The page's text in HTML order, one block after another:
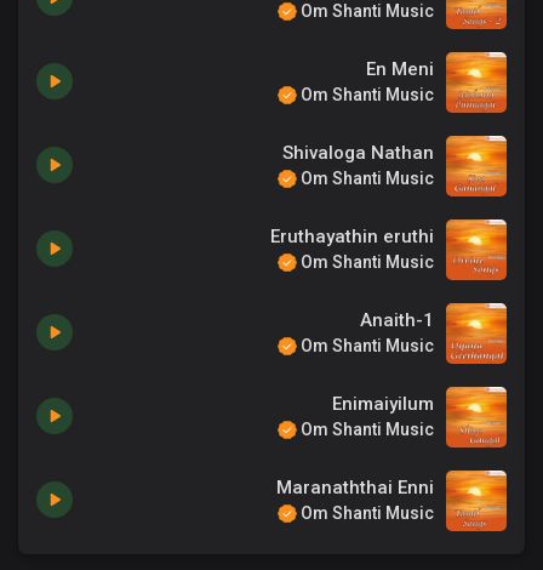
Om Shanti Music
En Meni
Om Shanti Music
Shivaloga Nathan
Om Shanti Music
Eruthayathin eruthi
Om Shanti Music
Anaith-1
Om Shanti Music
Enimaiyilum
Om Shanti Music
Maranaththai Enni
Om Shanti Music